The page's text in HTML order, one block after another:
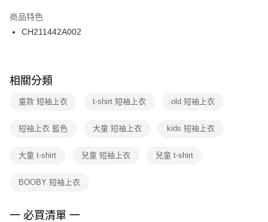
２．訂單成立數日內，您將收到繳費通知簡訊。
３．收到繳費通知簡訊後14天內，點擊此簡訊中的連結，可透過四大超商／
ATM／網路銀行／等多元方式進行付款，方視為交易完成。
※ 交易是否成功請以「AFTEE先享後付 」之結帳頁面顯示為準，若有關於
是否繳費成功／繳費後需取消欲退款等相關疑問，請聯繫「AFTEE先享後付
客戶支援中心」https://netprotections.freshdesk.com/support/home
１．透過由恩沛科技股份有限公司提供之「AFTEE先享後付」服務完成之交
權轉讓予恩沛科技股份有限公司。
３．未成年的使用者請事先徵得法定代理人或監護人之同意方可使用
４．使用「AFTEE先享後付」時，將依據個別帳號之用戶狀況，依本公司即
付款後門市自取
每筆NT$100，滿NT$1,500(含以上)免運費
商品特色
CH211442A002
相關分類
童款 短袖上衣 t-shirt 短袖上衣 old 短袖上衣
短袖上衣 藍色 大童 短袖上衣 kids 短袖上衣
大童 t-shirt 兒童 短袖上衣 兒童 t-shirt
BOOBY 短袖上衣
一 必買清單 一